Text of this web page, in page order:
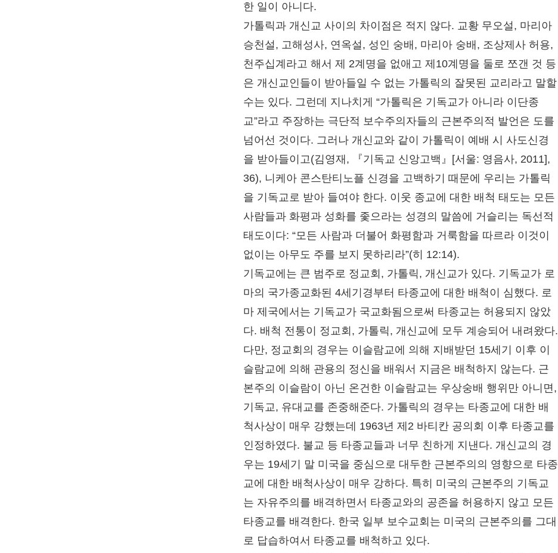
한 일이 아니다.
가톨릭과 개신교 사이의 차이점은 적지 않다. 교황 무오설, 마리아
승천설, 고해성사, 연옥설, 성인 숭배, 마리아 숭배, 조상제사 허용,
천주십계라고 해서 제 2계명을 없애고 제10계명을 둘로 쪼갠 것 등
은 개신교인들이 받아들일 수 없는 가톨릭의 잘못된 교리라고 말할
수는 있다. 그런데 지나치게 “가톨릭은 기독교가 아니라 이단종
교”라고 주장하는 극단적 보수주의자들의 근본주의적 발언은 도를
넘어선 것이다. 그러나 개신교와 같이 가톨릭이 예배 시 사도신경
을 받아들이고(김영재, 『기독교 신앙고백』[서울: 영음사, 2011],
36), 니케아 콘스탄티노플 신경을 고백하기 때문에 우리는 가톨릭
을 기독교로 받아 들여야 한다. 이웃 종교에 대한 배척 태도는 모든
사람들과 화평과 성화를 좇으라는 성경의 말씀에 거슬리는 독선적
태도이다: “모든 사람과 더불어 화평함과 거룩함을 따르라 이것이
없이는 아무도 주를 보지 못하리라”(히 12:14).
기독교에는 큰 범주로 정교회, 가톨릭, 개신교가 있다. 기독교가 로
마의 국가종교화된 4세기경부터 타종교에 대한 배척이 심했다. 로
마 제국에서는 기독교가 국교화됨으로써 타종교는 허용되지 않았
다. 배척 전통이 정교회, 가톨릭, 개신교에 모두 계승되어 내려왔다.
다만, 정교회의 경우는 이슬람교에 의해 지배받던 15세기 이후 이
슬람교에 의해 관용의 정신을 배워서 지금은 배척하지 않는다. 근
본주의 이슬람이 아닌 온건한 이슬람교는 우상숭배 행위만 아니면,
기독교, 유대교를 존중해준다. 가톨릭의 경우는 타종교에 대한 배
척사상이 매우 강했는데 1963년 제2 바티칸 공의회 이후 타종교를
인정하였다. 불교 등 타종교들과 너무 친하게 지낸다. 개신교의 경
우는 19세기 말 미국을 중심으로 대두한 근본주의의 영향으로 타종
교에 대한 배척사상이 매우 강하다. 특히 미국의 근본주의 기독교
는 자유주의를 배격하면서 타종교와의 공존을 허용하지 않고 모든
타종교를 배격한다. 한국 일부 보수교회는 미국의 근본주의를 그대
로 답습하여서 타종교를 배척하고 있다.